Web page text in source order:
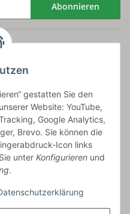
gestatten Sie den
Website: YouTube,
Google Analytics,
Brevo. Sie können die
Icon links
unter Konfigurieren und
.
Abonnieren